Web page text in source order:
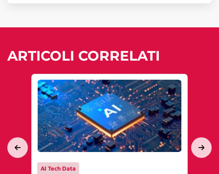
ARTICOLI CORRELATI
AI Tech Data